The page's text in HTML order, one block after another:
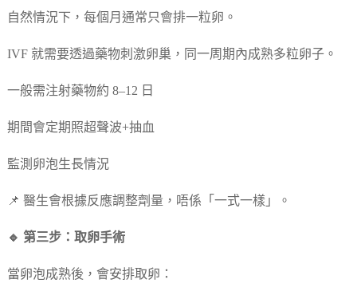
自然情況下，每個月通常只會排一粒卵。
IVF 就需要透過藥物刺激卵巢，同一周期內成熟多粒卵子。
一般需注射藥物約 8–12 日
期間會定期照超聲波+抽血
監測卵泡生長情況
📌 醫生會根據反應調整劑量，唔係「一式一樣」。
🔹 第三步：取卵手術
當卵泡成熟後，會安排取卵：